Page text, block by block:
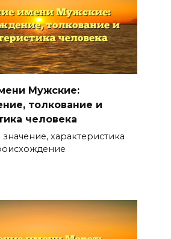
Мужские:
толкование и
человека
характеристика